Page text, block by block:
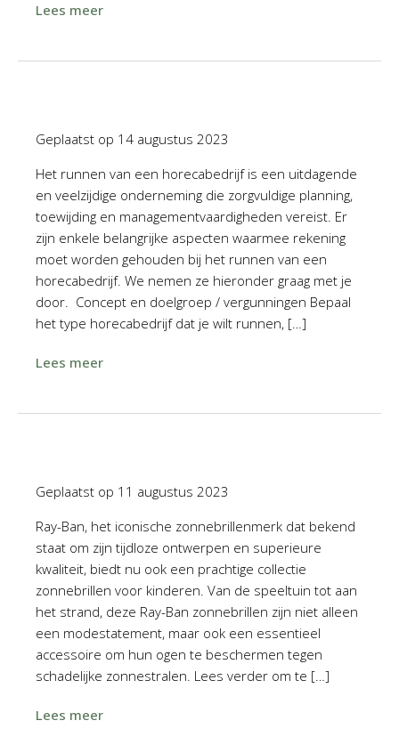
Lees meer
Geplaatst op 14 augustus 2023
Het runnen van een horecabedrijf is een uitdagende
en veelzijdige onderneming die zorgvuldige planning,
toewijding en managementvaardigheden vereist. Er
zijn enkele belangrijke aspecten waarmee rekening
moet worden gehouden bij het runnen van een
horecabedrijf. We nemen ze hieronder graag met je
door. Concept en doelgroep / vergunningen Bepaal
het type horecabedrijf dat je wilt runnen, […]
Lees meer
Geplaatst op 11 augustus 2023
Ray-Ban, het iconische zonnebrillenmerk dat bekend
staat om zijn tijdloze ontwerpen en superieure
kwaliteit, biedt nu ook een prachtige collectie
zonnebrillen voor kinderen. Van de speeltuin tot aan
het strand, deze Ray-Ban zonnebrillen zijn niet alleen
een modestatement, maar ook een essentieel
accessoire om hun ogen te beschermen tegen
schadelijke zonnestralen. Lees verder om te […]
Lees meer